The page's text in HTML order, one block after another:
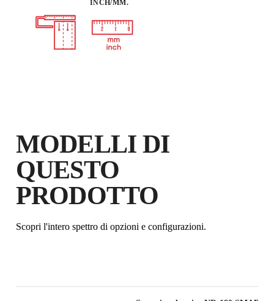
RUBI
GARANZIA GRATUITA
ESTESA SUI PRODOTTI
IDONEI
INCH/MM.
MODELLI DI
QUESTO
PRODOTTO
Scopri l'intero spettro di opzioni e configurazioni.